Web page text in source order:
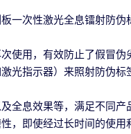
一次性激光全息镭射防伪
使用，有效防止了假冒伪
光指示器）来照射防伪标
全息效果等，满足不同产
，即使经过长时间的使用